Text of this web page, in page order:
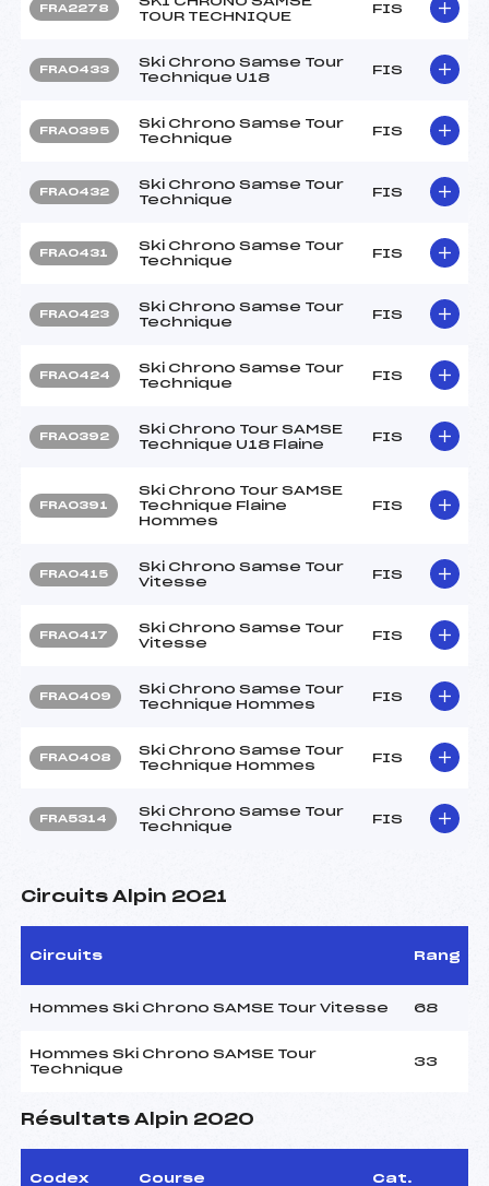
FRA2278
TOUR TECHNIQUE
FIS
FRA0433
Ski Chrono Samse Tour
Technique U18
FIS
FRA0395
Ski Chrono Samse Tour
Technique
FIS
FRA0432
Ski Chrono Samse Tour
Technique
FIS
FRA0431
Ski Chrono Samse Tour
Technique
FIS
FRA0423
Ski Chrono Samse Tour
Technique
FIS
FRA0424
Ski Chrono Samse Tour
Technique
FIS
FRA0392
Ski Chrono Tour SAMSE
Technique U18 Flaine
FIS
FRA0391
Ski Chrono Tour SAMSE
Technique Flaine
Hommes
FIS
FRA0415
Ski Chrono Samse Tour
Vitesse
FIS
FRA0417
Ski Chrono Samse Tour
Vitesse
FIS
FRA0409
Ski Chrono Samse Tour
Technique Hommes
FIS
FRA0408
Ski Chrono Samse Tour
Technique Hommes
FIS
FRA5314
Ski Chrono Samse Tour
Technique
FIS
Circuits Alpin 2021
Circuits Rang
Hommes Ski Chrono SAMSE Tour Vitesse 68
Hommes Ski Chrono SAMSE Tour
Technique
33
Résultats Alpin 2020
Codex Course Cat.